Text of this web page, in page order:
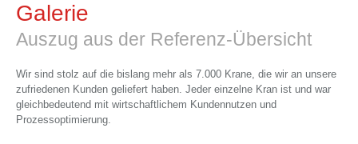
Galerie
Auszug aus der Referenz-Übersicht
Wir sind stolz auf die bislang mehr als 7.000 Krane, die wir an unsere
zufriedenen Kunden geliefert haben. Jeder einzelne Kran ist und war
gleichbedeutend mit wirtschaftlichem Kundennutzen und
Prozessoptimierung.